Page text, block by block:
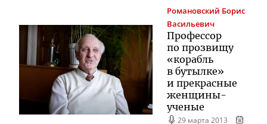
Романовский Борис
Васильевич
Профессор
по прозвищу
«корабль
в бутылке»
и прекрасные
женщины-
ученые
29 марта 2013